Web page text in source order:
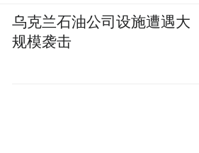
乌克兰石油公司设施遭遇大
规模袭击